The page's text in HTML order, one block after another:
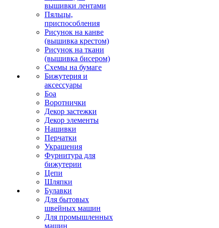
вышивки лентами
Пяльцы,
приспособления
Рисунок на канве
(вышивка крестом)
Рисунок на ткани
(вышивка бисером)
Схемы на бумаге
Бижутерия и
аксессуары
Боа
Воротнички
Декор застежки
Декор элементы
Нашивки
Перчатки
Украшения
Фурнитура для
бижутерии
Цепи
Шляпки
Булавки
Для бытовых
швейных машин
Для промышленных
машин